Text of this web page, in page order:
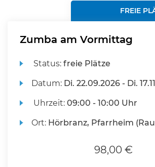
FREIE
Zumba am Vormittag
Status:freie Plätze
Datum: Di. 22.09.2026 - Di.
Uhrzeit:09:00 - 10:00 Uhr
Ort: Hörbranz, Pfarrheim
98,00 €